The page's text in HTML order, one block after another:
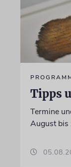
Tipps
Termine
August